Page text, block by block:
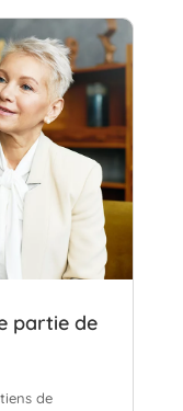
partie de
de